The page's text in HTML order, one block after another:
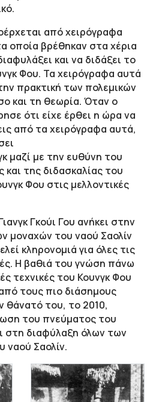
από χειρόγραφα
οποία βρέθηκαν στα χέρια
και να διδάξει το
Φου. Τα χειρόγραφα αυτά
πρακτική των πολεμικών
και τη θεωρία. Όταν ο
ότι είχε έρθει η ώρα να
από τα χειρόγραφα αυτά,
μαζί με την ευθύνη του
της διδασκαλίας του
Φου στις μελλοντικές
Γκούι Γου ανήκει στην
μοναχών του ναού Σαολίν
κληρονομιά για όλες τις
Η βαθιά του γνώση πάνω
τεχνικές του Κουνγκ Φου
τους πιο διάσημους
θάνατό του, το 2010,
του πνεύματος του
στη διαφύλαξη όλων των
ναού Σαολίν.